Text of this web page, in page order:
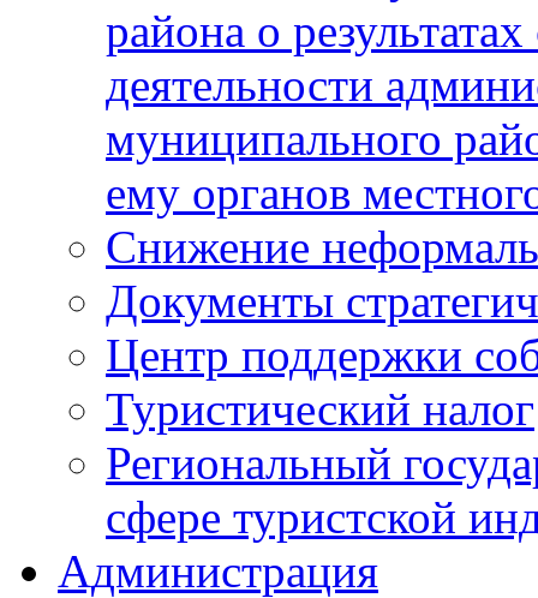
района о
деятельности
муниципального
ему органов
Снижение
Документы
Центр поддержки
Туристический налог
Региональный
сфере туристской
Администрация